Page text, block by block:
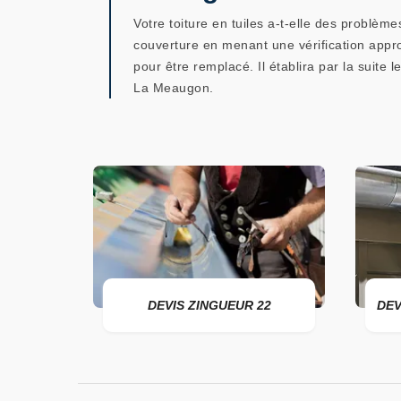
Votre toiture en tuiles a-t-elle des
couverture en menant une vérification
pour être remplacé. Il établira par la suite
La Meaugon.
DEVIS ZINGUEUR 22